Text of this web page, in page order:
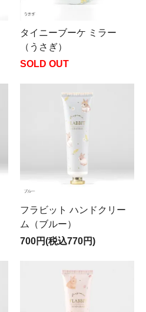
タイニーブーケ ミラー
（うさぎ）
SOLD OUT
フラビット ハンドクリー
ム（ブルー）
700円(税込770円)